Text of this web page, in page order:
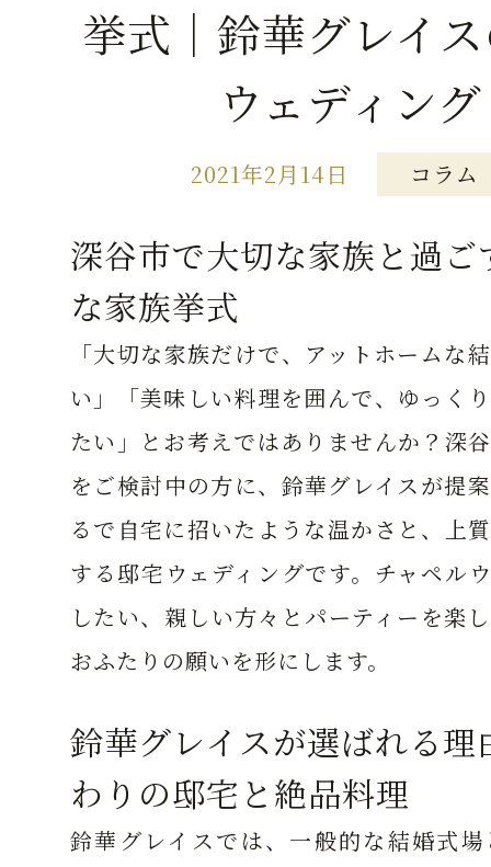
挙式｜鈴華グレイ
ウェディング
2021年2月14日 コラム
深谷市で大切な家族と過ご
な家族挙式
「大切な家族だけで、アットホームな
い」「美味しい料理を囲んで、ゆっく
たい」とお考えではありませんか？深
をご検討中の方に、鈴華グレイスが提
るで自宅に招いたような温かさと、上
する邸宅ウェディングです。チャペル
したい、親しい方々とパーティーを楽
おふたりの願いを形にします。
鈴華グレイスが選ばれる理
わりの邸宅と絶品料理
鈴華グレイスでは、一般的な結婚式